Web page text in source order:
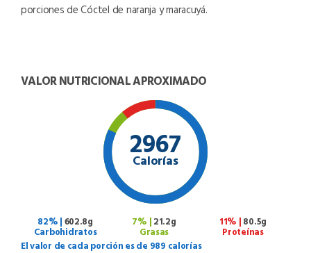
porciones de Cóctel de naranja y maracuyá.
VALOR NUTRICIONAL APROXIMADO
2967
Calorías
82% | 602.8g
Carbohidratos
7% | 21.2g
Grasas
11% | 80.5g
Proteínas
El valor de cada porción es de 989 calorías